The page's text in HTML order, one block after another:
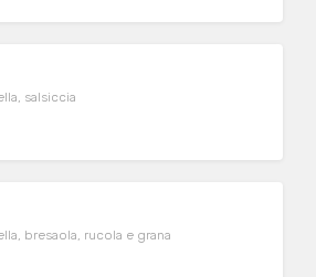
salsiccia
bresaola, rucola e grana